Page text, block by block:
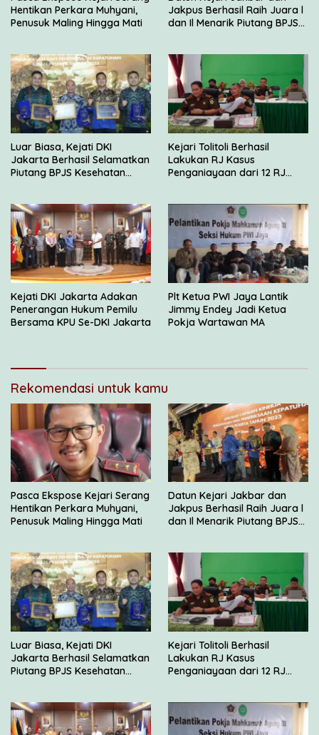
Hentikan Perkara Muhyani,
Penusuk Maling Hingga Mati
Jakpus Berhasil Raih Juara l
dan Il Menarik Piutang BPJS
Luar Biasa, Kejati DKI
Jakarta Berhasil Selamatkan
Piutang BPJS Kesehatan
Kejari Tolitoli Berhasil
Lakukan RJ Kasus
Penganiayaan dari 12 RJ
Kejati DKI Jakarta Adakan
Penerangan Hukum Pemilu
Bersama KPU Se-DKI Jakarta
Plt Ketua PWI Jaya Lantik
Jimmy Endey Jadi Ketua
Pokja Wartawan MA
Rekomendasi untuk kamu
Pasca Ekspose Kejari Serang
Hentikan Perkara Muhyani,
Penusuk Maling Hingga Mati
Datun Kejari Jakbar dan
Jakpus Berhasil Raih Juara l
dan Il Menarik Piutang BPJS
Luar Biasa, Kejati DKI
Jakarta Berhasil Selamatkan
Piutang BPJS Kesehatan
Kejari Tolitoli Berhasil
Lakukan RJ Kasus
Penganiayaan dari 12 RJ